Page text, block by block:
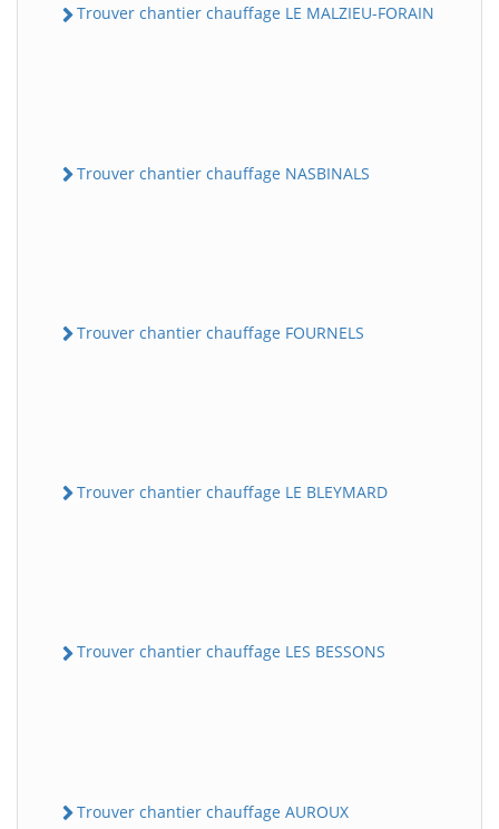
Trouver chantier chauffage LE MALZIEU-FORAIN
Trouver chantier chauffage NASBINALS
Trouver chantier chauffage FOURNELS
Trouver chantier chauffage LE BLEYMARD
Trouver chantier chauffage LES BESSONS
Trouver chantier chauffage AUROUX